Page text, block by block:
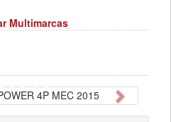
Multimarcas
Próximo